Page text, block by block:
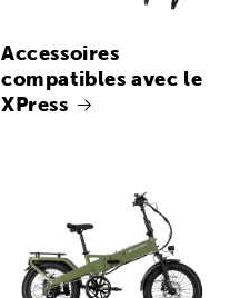
Accessoires
compatibles avec le
XPress